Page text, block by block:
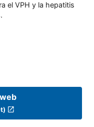
el VPH y la hepatitis